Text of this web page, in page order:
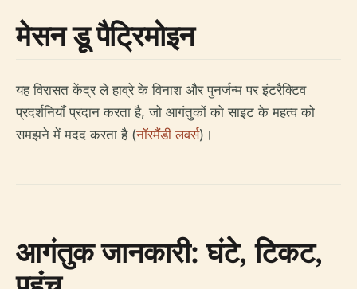
मेसन डू पैट्रिमोइन
यह विरासत केंद्र ले हाव्रे के विनाश और पुनर्जन्म पर इंटरैक्टिव
प्रदर्शनियाँ प्रदान करता है, जो आगंतुकों को साइट के महत्व को
समझने में मदद करता है (नॉरमैंडी लवर्स)।
आगंतुक जानकारी: घंटे, टिकट,